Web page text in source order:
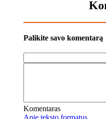
Palikite savo komentarą
Komentaras